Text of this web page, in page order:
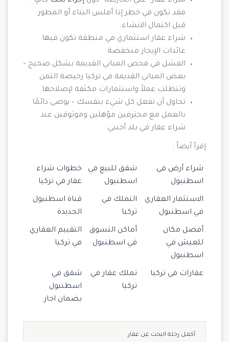
فقد تكون في خطر إذا أفلس البناء أو المطور
قبل اكتمال الانشاء.
شراء عقار استثماري في منطقة تكون فيها
عائدات الإيجار منخفضة
الفشل في فحص المباني القديمة بشكل صحيح –
بعض المباني القديمة في تركيا رخيصة الثمن
وتتطلب عملاً واستثمارات مكثفة لإصلاحها.
تحاول أن تفعل كل شيء بنفسك – يوصى دائمًا
بالعمل مع محترفين مؤهلين وموثوقين عند
شراء عقار في بلد أجنبي.
إقرأ أيضاً :
شراء أرض في
اسطنبول
شقق للبيع في
اسطنبول
خطوات شراء
عقار في تركيا
الاستثمار العقاري
في اسطنبول
التملك في
تركيا
قناة اسطنبول
الجديدة
أفضل مكان
للعيش في
اسطنبول
أماكن التسوق
في اسطنبول
التقييم العقاري
في تركيا
عقارات في تركيا
تملك عقار في
تركيا
شقق في
اسطنبول
بضمان اجار
أكمل رحلة البحث عن عقار